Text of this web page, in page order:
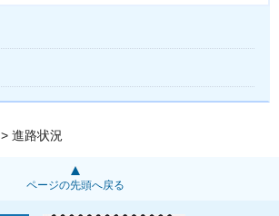
> 進路状況
ページの先頭へ戻る